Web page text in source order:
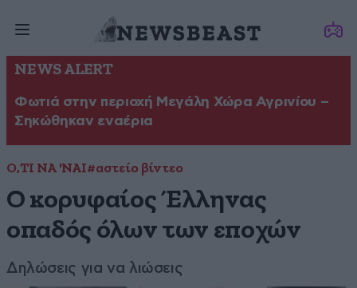
NEWS ALERT
Φωτιά στην περιοχή Μεγάλη Χώρα Αγρινίου –
Σηκώθηκαν εναέρια
Ο,ΤΙ ΝΑ 'ΝΑΙ#αστείο βίντεο
Ο κορυφαίος Έλληνας
οπαδός όλων των εποχών
Δηλώσεις για να λιώσεις